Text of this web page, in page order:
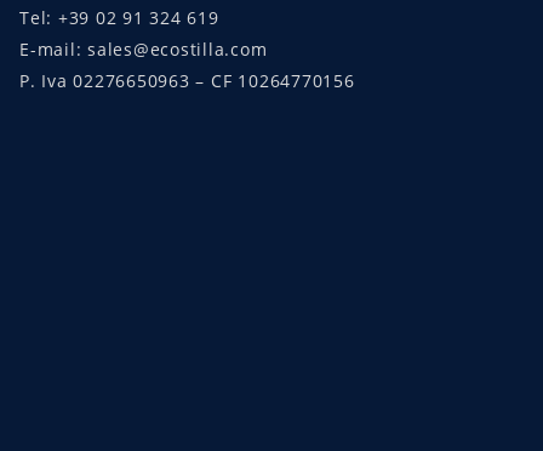
Tel: +39 02 91 324 619
E-mail: sales@ecostilla.com
P. Iva 02276650963 – CF 10264770156